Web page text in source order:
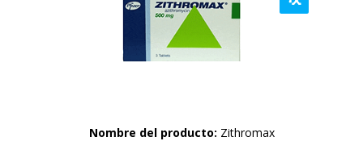
Nombre del producto: Zithromax